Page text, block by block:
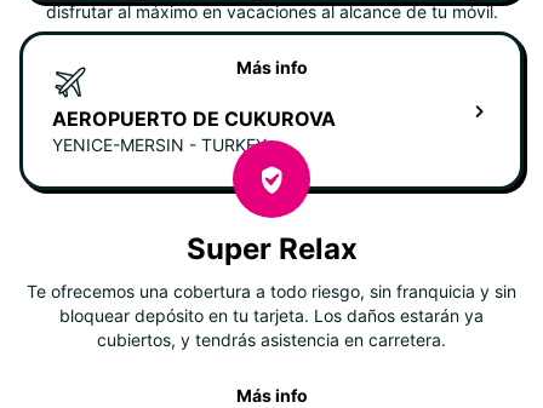
AEROPUERTO DE CUKUROVA
YENICE-MERSIN - TURKEY
disfrutar al máximo en vacaciones al alcance de tu móvil.
Más info
Super Relax
Te ofrecemos una cobertura a todo riesgo, sin franquicia y sin
bloquear depósito en tu tarjeta. Los daños estarán ya
cubiertos, y tendrás asistencia en carretera.
Más info